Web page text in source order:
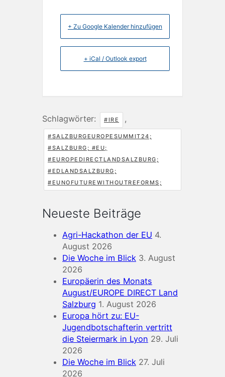
+ Zu Google Kalender hinzufügen
+ iCal / Outlook export
Schlagwörter: #IRE ,
#SALZBURGEUROPESUMMIT24;
#SALZBURG; #EU;
#EUROPEDIRECTLANDSALZBURG;
#EDLANDSALZBURG;
#EUNOFUTUREWITHOUTREFORMS;
Neueste Beiträge
Agri-Hackathon der EU 4.
August 2026
Die Woche im Blick 3. August
2026
Europäerin des Monats
August/EUROPE DIRECT Land
Salzburg 1. August 2026
Europa hört zu: EU-
Jugendbotschafterin vertritt
die Steiermark in Lyon 29. Juli
2026
Die Woche im Blick 27. Juli
2026